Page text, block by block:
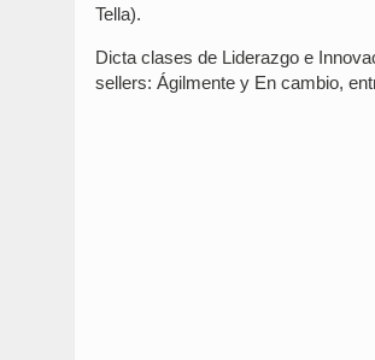
Tella).
Dicta clases de Liderazgo e
sellers: Ágilmente y En cambio,